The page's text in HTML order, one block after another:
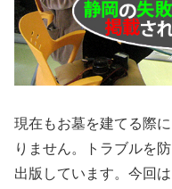
現在もお墓を建てる際
りません。トラブルを
出版しています。今回